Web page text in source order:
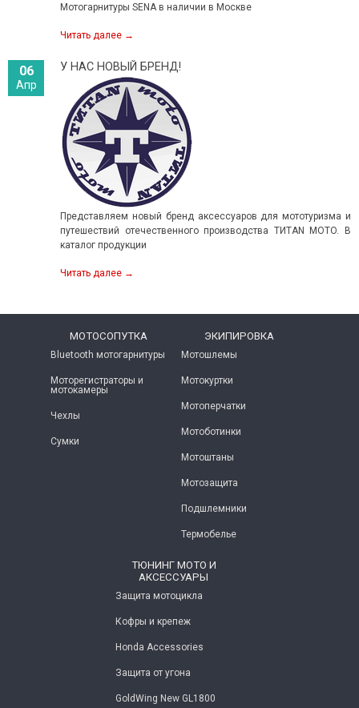
Мотогарнитуры SENA в наличии в Москве
Читать далее →
06
Апр
У НАС НОВЫЙ БРЕНД!
Представляем новый бренд аксессуаров для мототуризма и
путешествий отечественного производства TИTAN MOTO. В
каталог продукции
Читать далее →
МОТОСОПУТКА
Bluetooth мотогарнитуры
Моторегистраторы и
мотокамеры
Чехлы
Сумки
ЭКИПИРОВКА
Мотошлемы
Мотокуртки
Мотоперчатки
Мотоботинки
Мотоштаны
Мотозащита
Подшлемники
Термобелье
ТЮНИНГ МОТО И
АКСЕССУАРЫ
Защита мотоцикла
Кофры и крепеж
Honda Accessories
Защита от угона
GoldWing New GL1800